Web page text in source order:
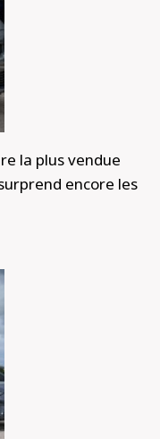
la plus vendue
encore les